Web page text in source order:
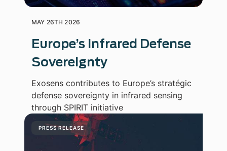
MAY 26TH 2026
Europe’s Infrared Defense
Sovereignty
Exosens contributes to Europe’s stratégic
defense sovereignty in infrared sensing
through SPIRIT initiative
PRESS RELEASE